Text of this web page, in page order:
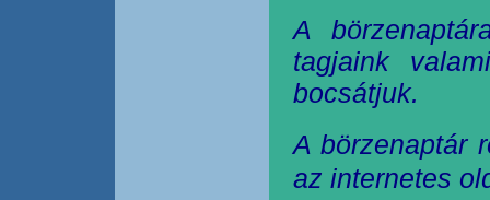
A
tagjaink
bocsátjuk.
A börzenaptár
az internetes